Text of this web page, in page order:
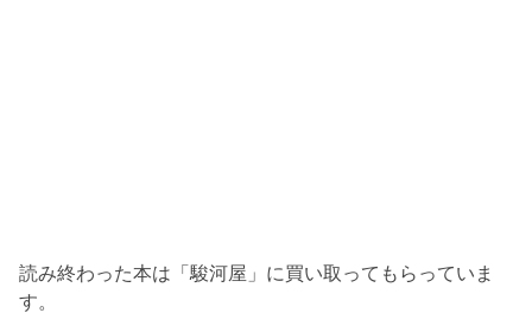
読み終わった本は「駿河屋」に買い取ってもらっていま
す。